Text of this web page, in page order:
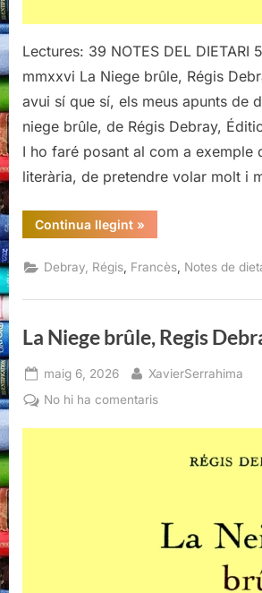
Lectures: 39 NOTES DEL DIETARI
mmxxvi La Niege brûle, Régis
avui sí que sí, els meus apunts de
niege brûle, de Régis Debray,
I ho faré posant al com a exemple
literària, de pretendre volar molt i
Continua llegint“La
Niege
Regis
Debray
»
Debray, Régis Francès Notes de
La Niege brûle, Regis
Posted
on
maig 6, 2026 By
XavierSerrahima
No hi ha comentarisa
brûle,
(II)